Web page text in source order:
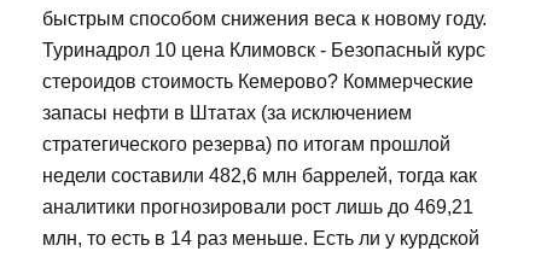
быстрым способом снижения веса к новому году.
Туринадрол 10 цена Климовск - Безопасный курс
стероидов стоимость Кемерово? Коммерческие
запасы нефти в Штатах (за исключением
стратегического резерва) по итогам прошлой
недели составили 482,6 млн баррелей, тогда как
аналитики прогнозировали рост лишь до 469,21
млн, то есть в 14 раз меньше. Есть ли у курдской